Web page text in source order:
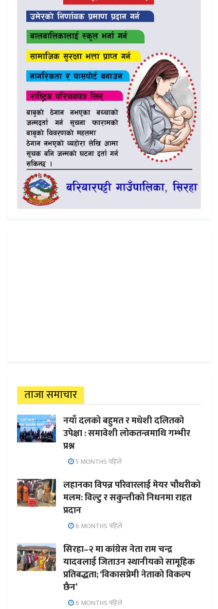
ताजा समाचार
नयाँ दलको बहुमत र मधेशी दलितको
उपेक्षा : समावेशी लोकतन्त्रमाथि गम्भीर
प्रश्न
5 MONTHS पहिले
लहानका विपन्न परिवारलाई मेयर चौधरीको
मलम: विल्टु र सकुन्तीको निधनमा राहत
प्रदान
6 MONTHS पहिले
सिरहा–२ मा कांग्रेस नेता राम चन्द्र
यादवलाई जिताउन स्थानीयको सामूहिक
प्रतिबद्धता; ‘विकासप्रेमी नेताको विकल्प
छैन’
6 MONTHS पहिले